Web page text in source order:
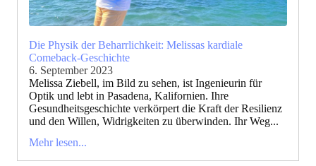
Die Physik der Beharrlichkeit: Melissas kardiale
Comeback-Geschichte
6. September 2023
Melissa Ziebell, im Bild zu sehen, ist Ingenieurin für
Optik und lebt in Pasadena, Kalifornien. Ihre
Gesundheitsgeschichte verkörpert die Kraft der Resilienz
und den Willen, Widrigkeiten zu überwinden. Ihr Weg...
Mehr lesen...